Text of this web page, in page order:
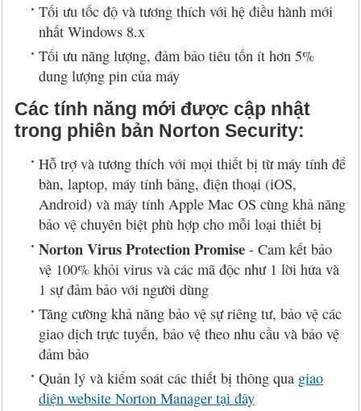
Tối ưu tốc độ và tương thích với hệ điều hành mới
nhất Windows 8.x
Tối ưu năng lượng, đảm bảo tiêu tốn ít hơn 5%
dung lượng pin của máy
Các tính năng mới được cập nhật
trong phiên bản Norton Security:
Hỗ trợ và tương thích với mọi thiết bị từ máy tính để
bàn, laptop, máy tính bảng, điện thoại (iOS,
Android) và máy tính Apple Mac OS cùng khả năng
bảo vệ chuyên biệt phù hợp cho mỗi loại thiết bị
Norton Virus Protection Promise - Cam kết bảo
vệ 100% khỏi virus và các mã độc như 1 lời hứa và
1 sự đảm bảo với người dùng
Tăng cường khả năng bảo vệ sự riêng tư, bảo vệ các
giao dịch trực tuyến, bảo vệ theo nhu cầu và bảo vệ
đảm bảo
Quản lý và kiểm soát các thiết bị thông qua giao
diện website Norton Manager tại đây